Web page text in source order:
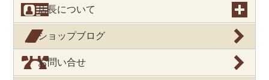
店長について
ショップブログ
お問い合せ